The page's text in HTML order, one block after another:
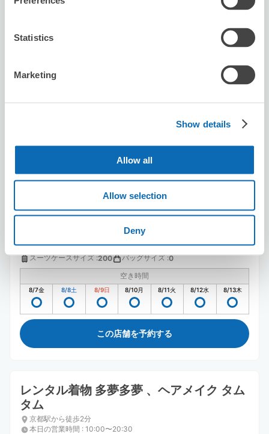
Statistics
Marketing
Show details
Allow all
Allow selection
Deny
保管できる荷物数
スーツケースサイズ:200 バッグサイズ:0
空き時間
8/7金 8/8土 8/9日 8/10月 8/11火 8/12水 8/13木
この店舗を予約する
レンタル着物 多夢多夢 、ヘアメイク タム
タム
京都駅から徒歩2分
本日の営業時間 : 10:00〜20:30